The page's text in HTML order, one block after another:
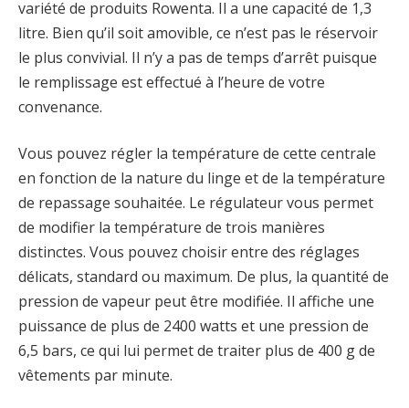
variété de produits Rowenta. Il a une capacité de 1,3
litre. Bien qu’il soit amovible, ce n’est pas le réservoir
le plus convivial. Il n’y a pas de temps d’arrêt puisque
le remplissage est effectué à l’heure de votre
convenance.
Vous pouvez régler la température de cette centrale
en fonction de la nature du linge et de la température
de repassage souhaitée. Le régulateur vous permet
de modifier la température de trois manières
distinctes. Vous pouvez choisir entre des réglages
délicats, standard ou maximum. De plus, la quantité de
pression de vapeur peut être modifiée. Il affiche une
puissance de plus de 2400 watts et une pression de
6,5 bars, ce qui lui permet de traiter plus de 400 g de
vêtements par minute.